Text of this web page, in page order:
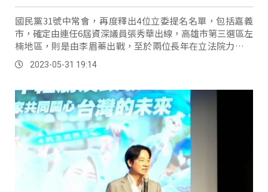
國民黨31號中常會，再度釋出4位立委提名名單，包括嘉義
市，確定由連任6屆資深議員張秀華出線，高雄市第三選區左
楠地區，則是由李眉蓁出戰，至於兩位長年在立法院力爭原
民權利的，平地原住民立委鄭天財，和山地原住民立委孔文
吉，也確定參選連任，國民黨主席朱立倫在致詞中，更高喊
2023-05-31 19:14